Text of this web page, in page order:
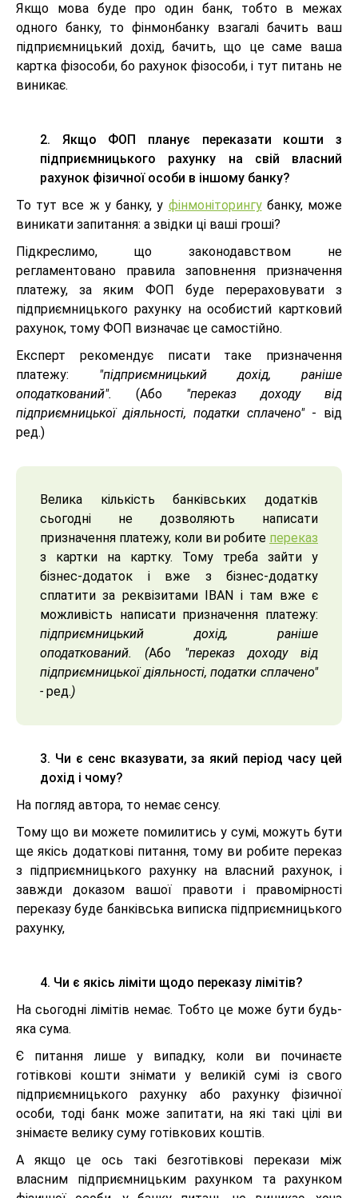
Якщо мова буде про один банк, тобто в межах
одного банку, то фінмонбанку взагалі бачить ваш
підприємницький дохід, бачить, що це саме ваша
картка фізособи, бо рахунок фізособи, і тут питань не
виникає.
2. Якщо ФОП планує переказати кошти з
підприємницького рахунку на свій власний
рахунок фізичної особи в іншому банку?
То тут все ж у банку, у фінмоніторингубанку, може
виникати запитання: а звідки ці ваші гроші?
Підкреслимо, що законодавством не
регламентовано правила заповнення призначення
платежу, за яким ФОП буде перераховувати з
підприємницького рахунку на особистий картковий
рахунок, тому ФОП визначає це самостійно.
Експерт рекомендує писати таке призначення
платежу: "підприємницький дохід, раніше
оподаткований". (Або "переказ доходу від
підприємницької діяльності, податки сплачено"- від
ред.)
Велика кількість банківських додатків
сьогодні не дозволяють написати
призначення платежу, коли ви робите переказ
з картки на картку. Тому треба зайти у
бізнес-додаток і вже з бізнес-додатку
сплатити за реквізитами IBAN і там вже є
можливість написати призначення платежу:
підприємницький дохід, раніше
оподаткований.
(Або "переказ доходу від
підприємницької діяльності, податки сплачено"
- ред.)
3. Чи є сенс вказувати, за який період часу цей
дохід і чому?
На погляд автора, то немає сенсу.
Тому що ви можете помилитись у сумі, можуть бути
ще якісь додаткові питання, тому ви робите переказ
з підприємницького рахунку на власний рахунок, і
завжди доказом вашої правоти і правомірності
переказу буде банківська виписка підприємницького
рахунку,
4. Чи є якісь ліміти щодо переказу лімітів?
На сьогодні лімітів немає. Тобто це може бути будь-
яка сума.
Є питання лише у випадку, коли ви починаєте
готівкові кошти знімати у великій сумі із свого
підприємницького рахунку або рахунку фізичної
особи, тоді банк може запитати, на які такі цілі ви
знімаєте велику суму готівкових коштів.
А якщо це ось такі безготівкові перекази між
власним підприємницьким рахунком та рахунком